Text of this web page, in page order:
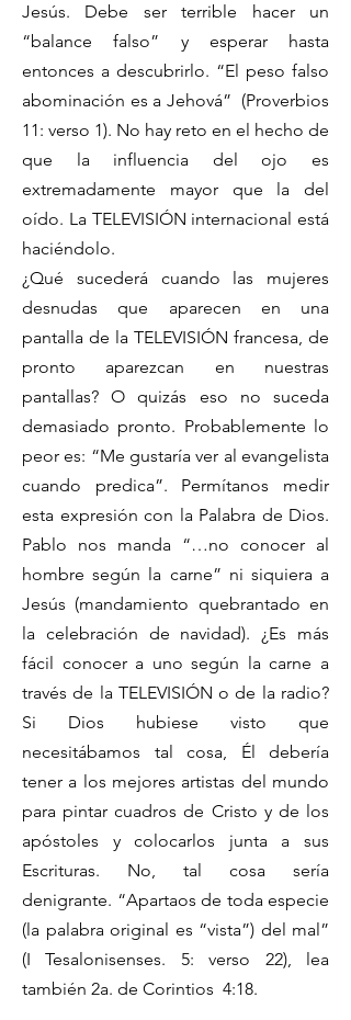
Jesús. Debe ser terrible hacer un
“balance falso” y esperar hasta
entonces a descubrirlo. “El peso falso
abominación es a Jehová” (Proverbios
11: verso 1). No hay reto en el hecho de
que la influencia del ojo es
extremadamente mayor que la del
oído. La TELEVISIÓN internacional está
haciéndolo.
¿Qué sucederá cuando las mujeres
desnudas que aparecen en una
pantalla de la TELEVISIÓN francesa, de
pronto aparezcan en nuestras
pantallas? O quizás eso no suceda
demasiado pronto. Probablemente lo
peor es: “Me gustaría ver al evangelista
cuando predica”. Permítanos medir
esta expresión con la Palabra de Dios.
Pablo nos manda “…no conocer al
hombre según la carne” ni siquiera a
Jesús (mandamiento quebrantado en
la celebración de navidad). ¿Es más
fácil conocer a uno según la carne a
través de la TELEVISIÓN o de la radio?
Si Dios hubiese visto que
necesitábamos tal cosa, Él debería
tener a los mejores artistas del mundo
para pintar cuadros de Cristo y de los
apóstoles y colocarlos junta a sus
Escrituras. No, tal cosa sería
denigrante. “Apartaos de toda especie
(la palabra original es “vista”) del mal”
(I Tesalonisenses. 5: verso 22), lea
también 2a. de Corintios 4:18.